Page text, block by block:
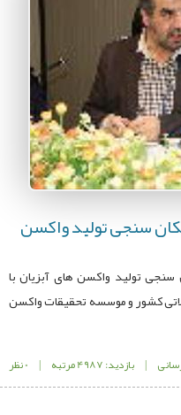
سنجی تولید واکسن
تولید واکسن های آبزیان با
کشور و موسسه تحقیقات واکسن
| بازدید: 4987 مرتبه | 0 نظر